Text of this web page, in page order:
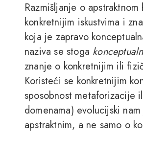
Razmišljanje o
konkretnijim iskustvima i
koja je zapravo
naziva se stoga
znanje o konkretnijim ili
Koristeći se konkretnijim
sposobnost metaforizacije
domenama) evolucijski
apstraktnim, a ne samo o